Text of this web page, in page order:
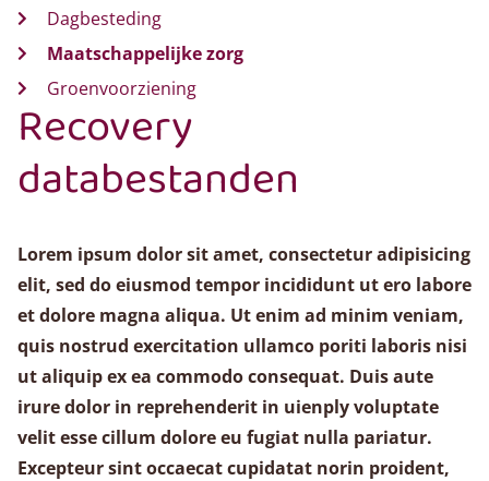
Dagbesteding
Maatschappelijke zorg
Groenvoorziening
Recovery
databestanden
Lorem ipsum dolor sit amet, consectetur adipisicing
elit, sed do eiusmod tempor incididunt ut ero labore
et dolore magna aliqua. Ut enim ad minim veniam,
quis nostrud exercitation ullamco poriti laboris nisi
ut aliquip ex ea commodo consequat. Duis aute
irure dolor in reprehenderit in uienply voluptate
velit esse cillum dolore eu fugiat nulla pariatur.
Excepteur sint occaecat cupidatat norin proident,